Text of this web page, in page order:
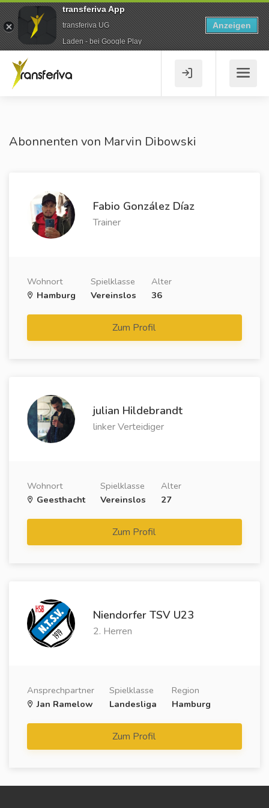
Abonnenten von Marvin Dibowski
Fabio González Díaz
Trainer
Wohnort
Hamburg
Spielklasse
Vereinslos
Alter
36
Zum Profil
julian Hildebrandt
linker Verteidiger
Wohnort
Geesthacht
Spielklasse
Vereinslos
Alter
27
Zum Profil
Niendorfer TSV U23
2. Herren
Ansprechpartner
Jan Ramelow
Spielklasse
Landesliga
Region
Hamburg
Zum Profil
transferiva App
transferiva UG
Laden - bei Google Play
Anzeigen